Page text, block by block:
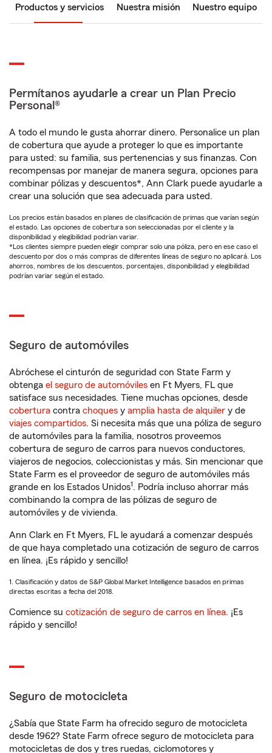
Productos y servicios Nuestra misión Nuestro equipo
Permítanos ayudarle a crear un Plan Precio
Personal®
A todo el mundo le gusta ahorrar dinero. Personalice un plan
de cobertura que ayude a proteger lo que es importante
para usted: su familia, sus pertenencias y sus finanzas. Con
recompensas por manejar de manera segura, opciones para
combinar pólizas y descuentos*, Ann Clark puede ayudarle a
crear una solución que sea adecuada para usted.
Los precios están basados en planes de clasificación de primas que varían según
el estado. Las opciones de cobertura son seleccionadas por el cliente y la
disponibilidad y elegibilidad podrían variar.
*Los clientes siempre pueden elegir comprar solo una póliza, pero en ese caso el
descuento por dos o más compras de diferentes líneas de seguro no aplicará. Los
ahorros, nombres de los descuentos, porcentajes, disponibilidad y elegibilidad
podrían variar según el estado.
Seguro de automóviles
Abróchese el cinturón de seguridad con State Farm y
obtenga el seguro de automóviles en Ft Myers, FL que
satisface sus necesidades. Tiene muchas opciones, desde
cobertura contra choques y amplia hasta de alquiler y de
viajes compartidos. Si necesita más que una póliza de seguro
de automóviles para la familia, nosotros proveemos
cobertura de seguro de carros para nuevos conductores,
viajeros de negocios, coleccionistas y más. Sin mencionar que
State Farm es el proveedor de seguro de automóviles más
grande en los Estados Unidos1. Podría incluso ahorrar más
combinando la compra de las pólizas de seguro de
automóviles y de vivienda.
Ann Clark en Ft Myers, FL le ayudará a comenzar después
de que haya completado una cotización de seguro de carros
en línea. ¡Es rápido y sencillo!
1. Clasificación y datos de S&P Global Market Intelligence basados en primas
directas escritas a fecha del 2018.
Comience su cotización de seguro de carros en línea. ¡Es
rápido y sencillo!
Seguro de motocicleta
¿Sabía que State Farm ha ofrecido seguro de motocicleta
desde 1962? State Farm ofrece seguro de motocicleta para
motocicletas de dos y tres ruedas, ciclomotores y